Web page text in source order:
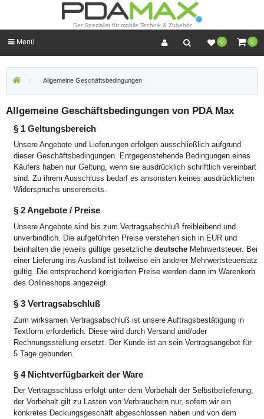
Der Spezialist für mobile Technik & Zubehör
0 0
Menü
Allgemeine Geschäftsbedingungen
Allgemeine Geschäftsbedingungen von PDA Max
§ 1 Geltungsbereich
Unsere Angebote und Lieferungen erfolgen ausschließlich aufgrund
dieser Geschäftsbedingungen. Entgegenstehende Bedingungen eines
Käufers haben nur Geltung, wenn sie ausdrücklich schriftlich vereinbart
sind. Zu ihrem Ausschluss bedarf es ansonsten keines ausdrücklichen
Widerspruchs unsererseits.
§ 2 Angebote / Preise
Unsere Angebote sind bis zum Vertragsabschluß freibleibend und
unverbindlich. Die aufgeführten Preise verstehen sich in EUR und
beinhalten die jeweils gültige gesetzlichedeutsche Mehrwertsteuer. Bei
einer Lieferung ins Ausland ist teilweise ein anderer Mehrwertsteuersatz
gültig. Die entsprechend korrigierten Preise werden dann im Warenkorb
des Onlineshops angezeigt.
§ 3 Vertragsabschluß
Zum wirksamen Vertragsabschluß ist unsere Auftragsbestätigung in
Textform erforderlich. Diese wird durch Versand und/oder
Rechnungsstellung ersetzt. Der Kunde ist an sein Vertragsangebot für
5 Tage gebunden.
§ 4 Nichtverfügbarkeit der Ware
Der Vertragsschluss erfolgt unter dem Vorbehalt der Selbstbelieferung;
der Vorbehalt gilt zu Lasten von Verbrauchern nur, sofern wir ein
konkretes Deckungsgeschäft abgeschlossen haben und von dem